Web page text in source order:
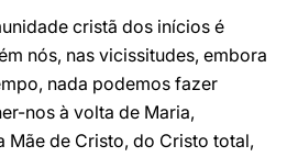
cristã dos inícios é
nós, nas vicissitudes, embora
nada podemos fazer
nos à volta de Maria,
Mãe de Cristo, do Cristo total,